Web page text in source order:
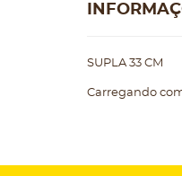
SUPLA 33 CM
Carregando